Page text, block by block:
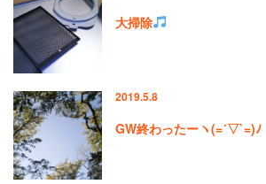
大掃除
2019.5.8
GW終わったーヽ(=´▽`=)ﾉ